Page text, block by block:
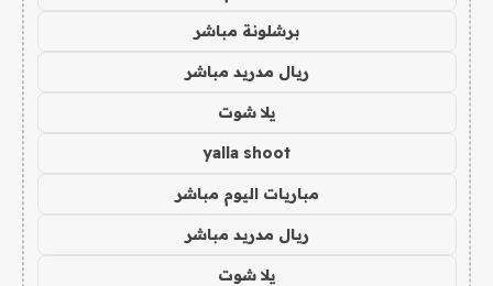
برشلونة مباشر
ريال مدريد مباشر
يلا شوت
yalla shoot
مباريات اليوم مباشر
ريال مدريد مباشر
يلا شوت